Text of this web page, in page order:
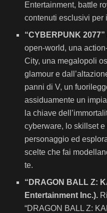
Entertainment, battle
contenuti esclusivi per
“CYBERPUNK
open-world, una
City, una megalopoli
glamour e
panni di V, un
assiduamente un
la chiave
cyberware, lo skillset
personaggio ed
scelte che fai
te.
“DRAGON BALL Z:
Entertainment Inc.).
“DRAGON BALL Z: